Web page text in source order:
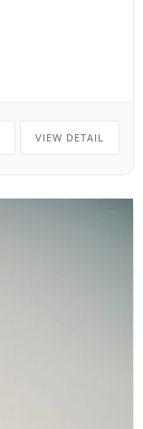
VIEW DETAIL